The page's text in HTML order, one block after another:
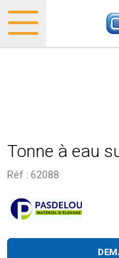
Tonne à eau
Réf : 62088